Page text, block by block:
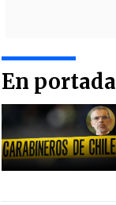
En portada